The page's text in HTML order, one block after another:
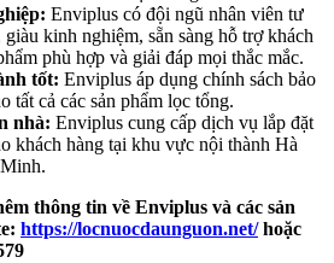
Enviplus có đội ngũ nhân viên tư
kinh nghiệm, sẵn sàng hỗ trợ khách
phù hợp và giải đáp mọi thắc mắc.
tốt: Enviplus áp dụng chính sách bảo
tất cả các sản phẩm lọc tổng.
nhà: Enviplus cung cấp dịch vụ lắp đặt
khách hàng tại khu vực nội thành Hà
thông tin về Enviplus và các sản
https://locnuocdaunguon.net/hoặc